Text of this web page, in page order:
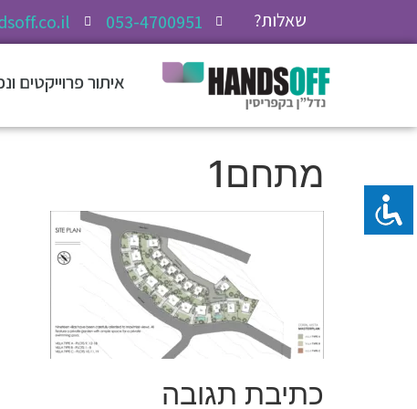
שאלות? 053-4700951
איתור פרוייקטים
מתחם1
כתיבת תגובה